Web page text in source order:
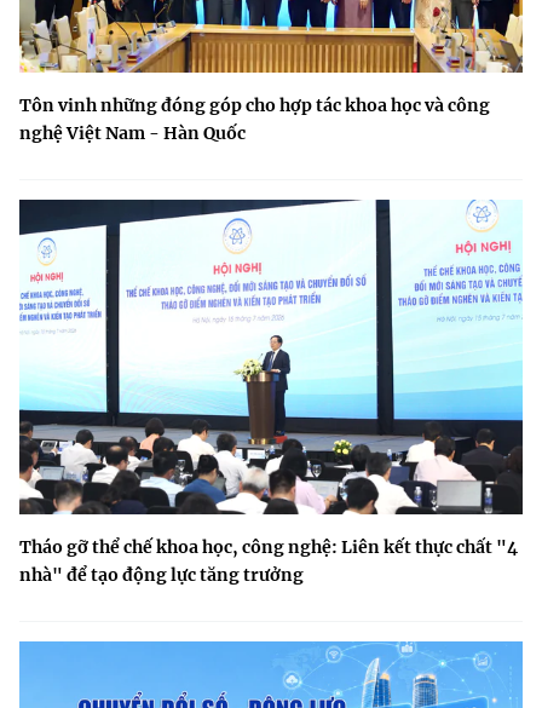
Tôn vinh những đóng góp cho hợp tác khoa học và công
nghệ Việt Nam - Hàn Quốc
Tháo gỡ thể chế khoa học, công nghệ: Liên kết thực chất "4
nhà" để tạo động lực tăng trưởng